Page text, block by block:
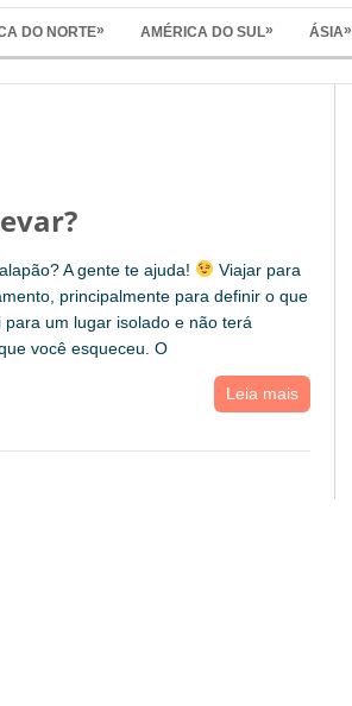
DO NORTE» AMÉRICA DO SUL» ÁSIA»
A gente te ajuda!
Viajar para
principalmente para definir o que
um lugar isolado e não terá
você esqueceu. O
Leia mais